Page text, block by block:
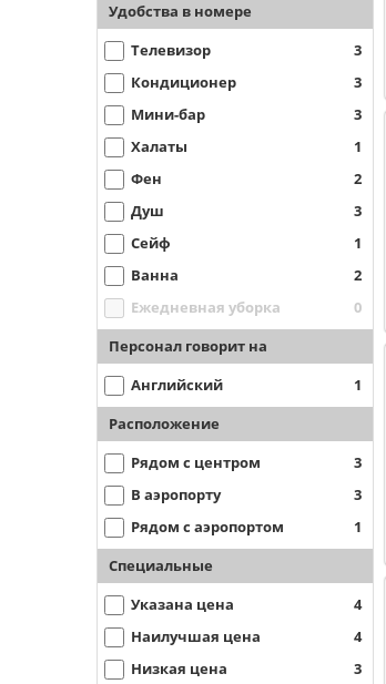
Удобства в номере
Телевизор
3
Кондиционер
3
Мини-бар
3
Халаты
1
Фен
2
Душ
3
Сейф
1
Ванна
2
Ежедневная уборка
0
Персонал говорит на
Английский 1
Расположение
Рядом с центром
3
В аэропорту
3
Рядом с аэропортом
1
Специальные
Указана цена
4
Наилучшая цена
4
Низкая цена
3